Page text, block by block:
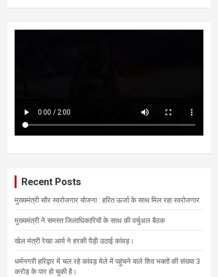
Recent Posts
मुख्यमंत्री सौर स्वरोजगार योजना : हरित ऊर्जा के साथ मिल रहा स्वरोजगार
मुख्यमंत्री ने समस्त जिलाधिकारियों के साथ की वर्चुअल बैठक
खेल मंत्री रेखा आर्य ने हरकी पैड़ी उठाई कांवड़।
धर्मनगरी हरिद्वार में चल रहे कांवड़ मेले में पहुंचने वाले शिव भक्तों की संख्या 3
करोड़ के पार हो चुकी है।